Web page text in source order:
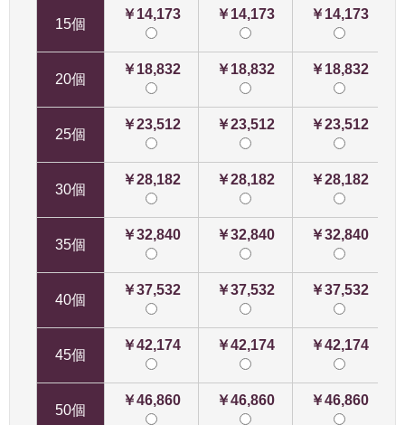
15個
￥14,173 ￥14,173 ￥14,173
20個
￥18,832 ￥18,832 ￥18,832
25個
￥23,512 ￥23,512 ￥23,512
30個
￥28,182 ￥28,182 ￥28,182
35個
￥32,840 ￥32,840 ￥32,840
40個
￥37,532 ￥37,532 ￥37,532
45個
￥42,174 ￥42,174 ￥42,174
50個
￥46,860 ￥46,860 ￥46,860